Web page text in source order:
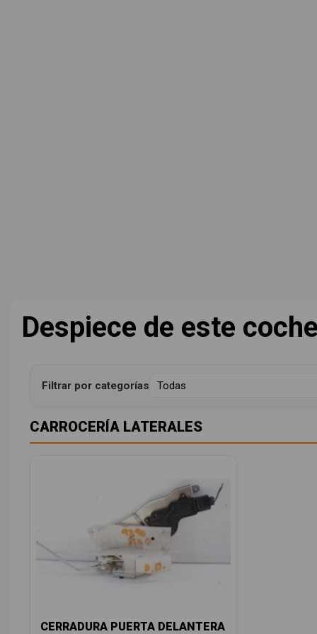
Despiece de este
Filtrar por categorías
CARROCERÍA LATERALES
CERRADURA PUERTA DELANTERA